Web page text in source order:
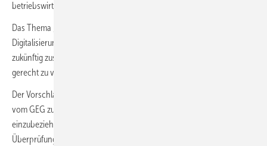
betriebswirtschaftlichen Maßstäben durchsetzen oder eben nicht.
Das Thema „Energieberatung“ und „ Sachkunde“ sowie
Digitalisierungsmöglichkeiten zur effizienten Betriebskontrolle sollte
zukünftig zusammengefasst werden, um auch die Verantwortlichkeiten
gerecht zu verteilen.
Der Vorschlag, das Schornsteinfegerhandwerk in die Überprüfung der
vom GEG zukünftig geforderten Qualitätssicherungsmaßnahmen
einzubeziehen, wird als sinnvoll angesehen. Hierzu gehören die
Überprüfung des Hydraulischen Abgleichs und der optimierten